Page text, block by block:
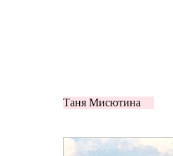
Таня Мисютина